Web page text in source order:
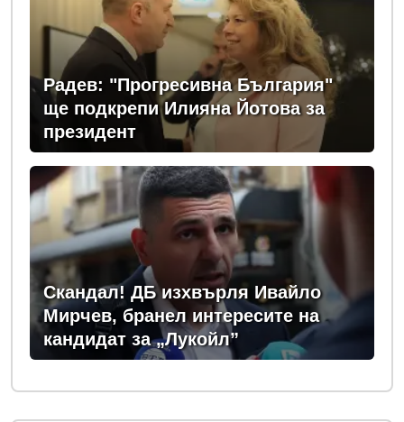
Радев: "Прогресивна България"
ще подкрепи Илияна Йотова за
президент
Скандал! ДБ изхвърля Ивайло
Мирчев, бранел интересите на
кандидат за „Лукойл”